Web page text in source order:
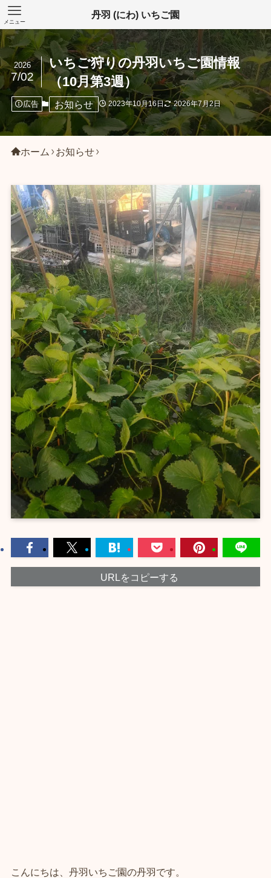
丹羽 (にわ) いちご園
メニュー
いちご狩りの丹羽いちご園情報
（10月第3週）
2026
7/02
広告 お知らせ 2023年10月16日 2026年7月2日
ホーム お知らせ
URLをコピーする
こんにちは、丹羽いちご園の丹羽です。